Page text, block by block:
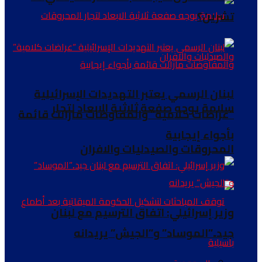
سلامة يوجه صفعة ثلاثية الابعاد لتجار
المحروقات والصيدليات والافران
تشرين؟
لبنان الرسمي يعتبر التهديدات الإسرائيلية
“عراضات كلامية” والمفاوضات مازالت قائمة
بأجواء إيجابية
وزير إسرائيلي: اتفاق الترسيم مع لبنان
جيد..”الموساد” و”الجيش” يريدانه